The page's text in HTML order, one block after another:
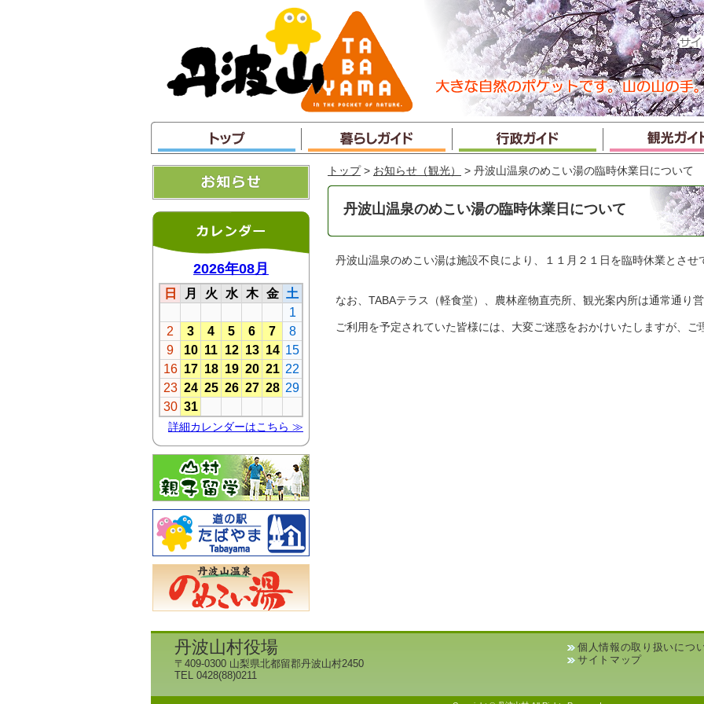
ャ
ン
プ
トップ > お知らせ（観光） > 丹波山温泉のめこい湯の臨時休業日について
丹波山温泉のめこい湯の臨時休業日について
丹波山温泉のめこい湯は施設不良により、１１月２１日を臨時休業とさせ
なお、TABAテラス（軽食堂）、農林産物直売所、観光案内所は通常通り営
ご利用を予定されていた皆様には、大変ご迷惑をおかけいたしますが、ご
丹波山村役場
〒409-0300 山梨県北都留郡丹波山村2450
TEL 0428(88)0211
個人情報の取り扱いにつ
サイトマップ